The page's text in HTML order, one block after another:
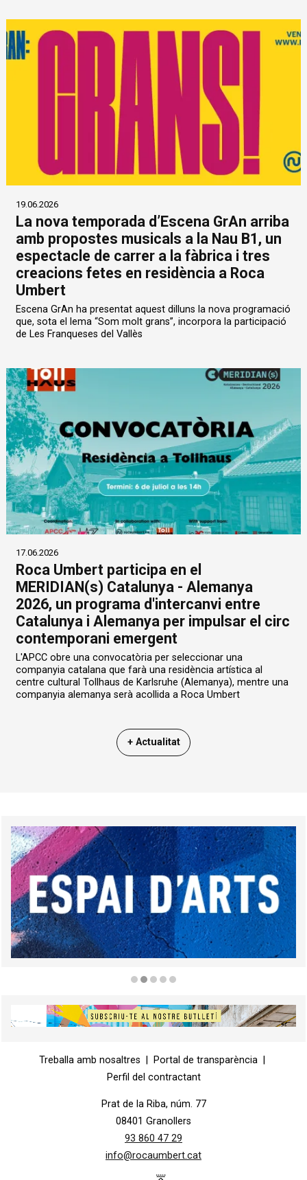
19.06.2026
La nova temporada d’Escena GrAn arriba
amb propostes musicals a la Nau B1, un
espectacle de carrer a la fàbrica i tres
creacions fetes en residència a Roca
Umbert
Escena GrAn ha presentat aquest dilluns la nova programació
que, sota el lema “Som molt grans”, incorpora la participació
de Les Franqueses del Vallès
17.06.2026
Roca Umbert participa en el
MERIDIAN(s) Catalunya - Alemanya
2026, un programa d'intercanvi entre
Catalunya i Alemanya per impulsar el circ
contemporani emergent
L'APCC obre una convocatòria per seleccionar una
companyia catalana que farà una residència artística al
centre cultural Tollhaus de Karlsruhe (Alemanya), mentre una
companyia alemanya serà acollida a Roca Umbert
+ Actualitat
Treballa amb nosaltres
Portal de transparència
Perfil del contractant
Prat de la Riba, núm. 77
08401 Granollers
93 860 47 29
info@rocaumbert.cat